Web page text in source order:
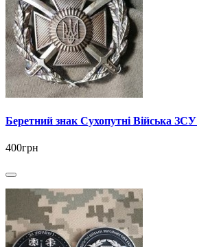
Беретний знак Сухопутні Війська ЗСУ
400грн